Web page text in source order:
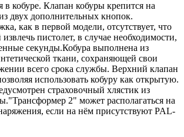
кобуре. Клапан кобуры крепится на
двух дополнительных кнопок.
как в первой модели, отсутствует, что
пистолет, в случае необходимости,
секунды.Кобура выполнена из
ткани, сохраняющей свои
всего срока службы. Верхний клапан
использовать кобуру как открытую.
страховочный хлястик из
2" может располагаться на
если на нём присутствуют PAL-